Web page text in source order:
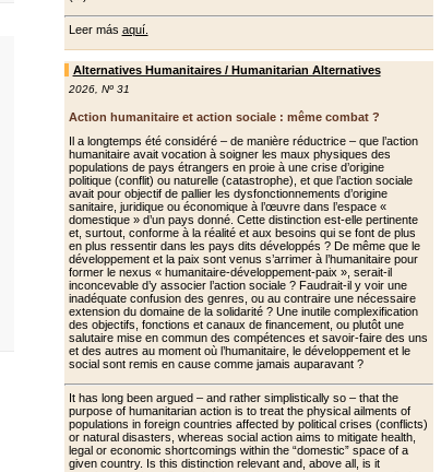
Leer más aquí.
Alternatives Humanitaires / Humanitarian Alternatives
2026, Nº 31
Action humanitaire et action sociale : même combat ?
Il a longtemps été considéré – de manière réductrice – que l’action
humanitaire avait vocation à soigner les maux physiques des
populations de pays étrangers en proie à une crise d’origine
politique (conflit) ou naturelle (catastrophe), et que l’action sociale
avait pour objectif de pallier les dys­fonctionnements d’origine
sanitaire, juridique ou économique à l’œuvre dans l’espace «
domestique » d’un pays donné. Cette distinction est-elle pertinente
et, surtout, conforme à la réalité et aux besoins qui se font de plus
en plus ressentir dans les pays dits développés ? De même que le
dévelop­pement et la paix sont venus s’arrimer à l’humanitaire pour
former le nexus « humanitaire-développement-paix », serait-il
inconcevable d’y associer l’ac­tion sociale ? Faudrait-il y voir une
ina­déquate confusion des genres, ou au contraire une nécessaire
extension du domaine de la solidarité ? Une inutile complexification
des objectifs, fonc­tions et canaux de financement, ou plu­tôt une
salutaire mise en commun des compétences et savoir-faire des uns
et des autres au moment où l’humanitaire, le développement et le
social sont remis en cause comme jamais auparavant ?
It has long been argued – and rather simplistically so – that the
purpose of humanitarian action is to treat the physical ailments of
populations in foreign countries affected by political crises (conflicts)
or natural disasters, whereas social action aims to mitigate health,
legal or economic shortcomings within the “domestic” space of a
giv­en country. Is this distinction relevant and, above all, is it